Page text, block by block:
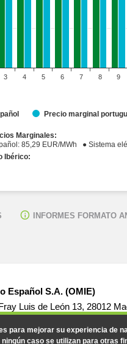
Marginales:
● Sistema eléctrico
Ibérico:
Precio marginal
3 4 5 6 7 8 9
INFORMES FORMATO
Español S.A. (OMIE)
Luis de León 13, 28012
para mejorar su experiencia de
caso se utilizan para otras